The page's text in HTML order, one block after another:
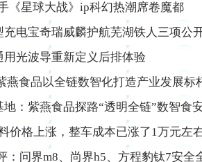
《星球大战》ip科幻热潮席卷魔都
电宝奇瑞威麟护航芜湖铁人三项公
光波导重新定义后排体验
燕食品以全链数智化打造产业发展标
：紫燕食品探路“透明全链”数智食
价格上涨，整车成本已涨了1万元左
：问界m8、尚界h5、方程豹钛7安全